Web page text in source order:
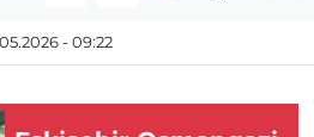
- 09:22